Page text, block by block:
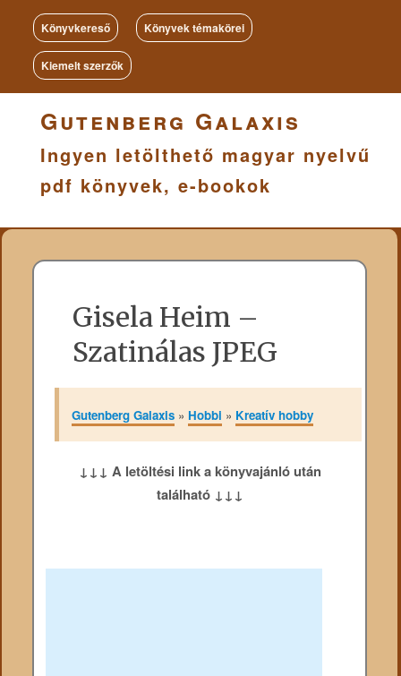
Könyvkereső Könyvek témakörei
Kiemelt szerzők
Gutenberg Galaxis
Ingyen letölthető magyar nyelvű
pdf könyvek, e-bookok
Gisela Heim –
Szatinálas JPEG
Gutenberg Galaxis» Hobbi » Kreatív hobby
↓↓↓ A letöltési link a könyvajánló után
található ↓↓↓